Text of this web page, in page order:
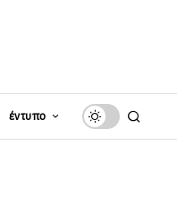
έντυπο